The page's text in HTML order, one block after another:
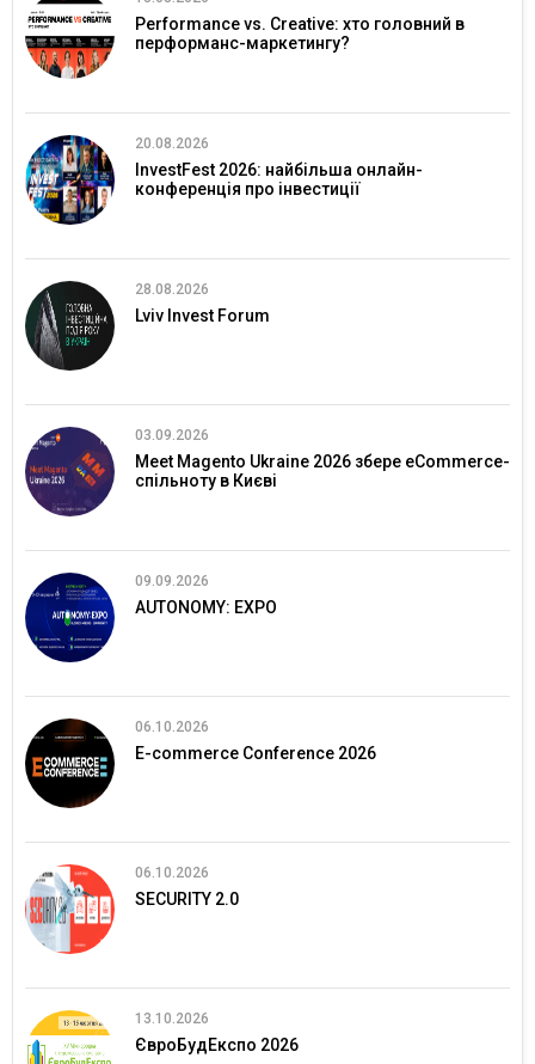
Performance vs. Creative: хто головний в
перформанс-маркетингу?
20.08.2026
InvestFest 2026: найбільша онлайн-
конференція про інвестиції
28.08.2026
Lviv Invest Forum
03.09.2026
Meet Magento Ukraine 2026 збере eCommerce-
спільноту в Києві
09.09.2026
AUTONOMY: EXPO
06.10.2026
E-commerce Conference 2026
06.10.2026
SECURITY 2.0
13.10.2026
ЄвроБудЕкспо 2026